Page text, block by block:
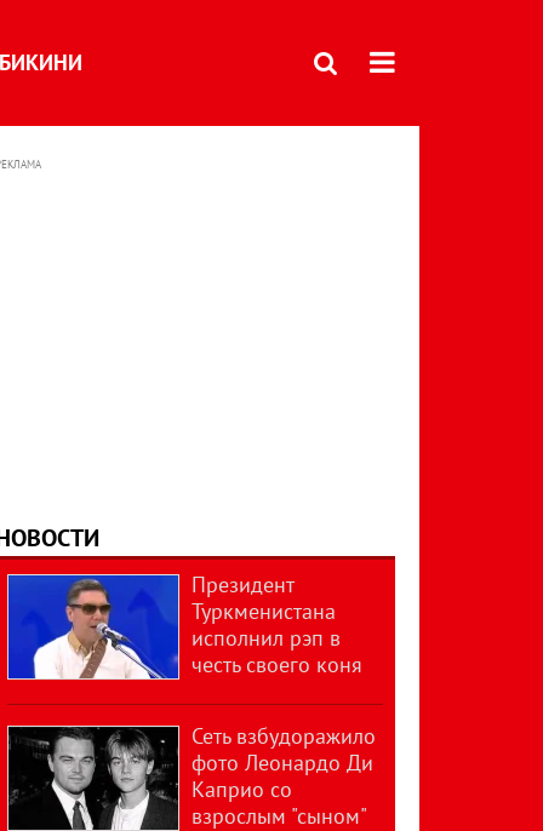
БИКИНИ
Президент
Туркменистана
исполнил рэп в
честь своего коня
Сеть взбудоражило
фото Леонардо Ди
Каприо со
взрослым "сыном"